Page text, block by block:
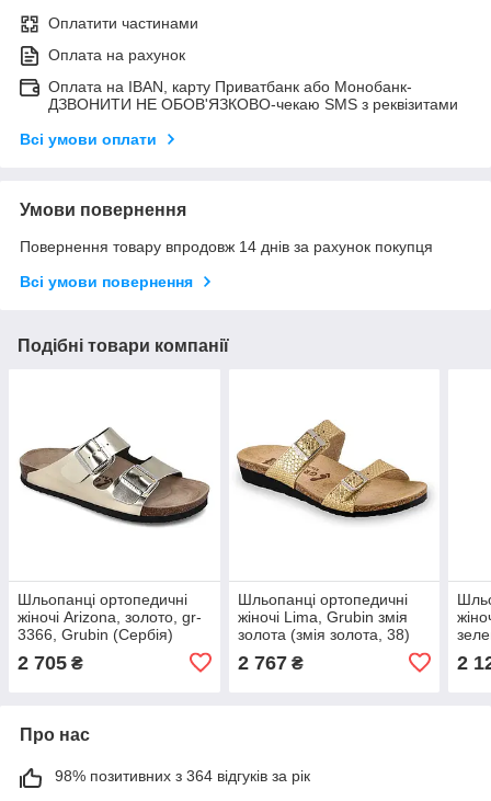
Оплатити частинами
Оплата на рахунок
Оплата на IBAN, карту Приватбанк або Монобанк-
ДЗВОНИТИ НЕ ОБОВ'ЯЗКОВО-чекаю SMS з реквізитами
Всі умови оплати
Умови повернення
Повернення товару впродовж 14 днів за рахунок покупця
Всі умови повернення
Подібні товари компанії
Шльопанці ортопедичні
жіночі Arizona, золото, gr-
3366, Grubin (Сербія)
2 705 ₴
Шльопанці ортопедичні
жіночі Lima, Grubin змія
золота (змія золота, 38)
2 767₴ 2
Про нас
98% позитивних з 364 відгуків за рік